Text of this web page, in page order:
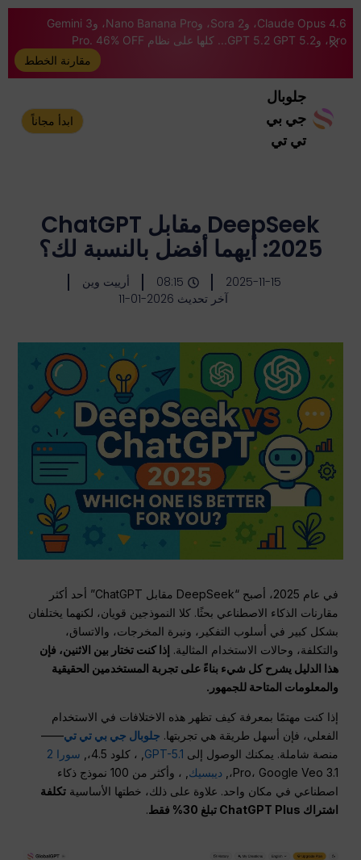
Claude Opus 4.6، وSora 2، وNano Banana Pro، وGemini 3
Pro، وGPT 5.2 GPT 5.2... كلها على نظام Pro. 46% OFF
مقارنة الخطط
جلوبال
جي بي
تي تي
ابدأ مجاناً
DeepSeek مقابل ChatGPT
2025: أيهما أفضل بالنسبة لك؟
2025-11-15
08:15
أرييت وين
آخر تحديث 2026-01-11
في عام 2025، أصبح “DeepSeek مقابل ChatGPT” أحد أكثر
مقارنات الذكاء الاصطناعي بحثًا. كلا النموذجين قويان، لكنهما يختلفان
بشكل كبير في أسلوب التفكير، ونبرة المخرجات، والاتساق،
والتكلفة، وحالات الاستخدام المثالية. إذا كنت تختار بين الاثنين، فإن
هذا الدليل يشرح كل شيء بناءً على تجربة المستخدمين الحقيقية
والمعلومات المتاحة للجمهور.
إذا كنت مهتمًا بمعرفة كيف تظهر هذه الاختلافات في الاستخدام
الفعلي، فإن أسهل طريقة هي تجربتها. جلوبال جي بي تي تي——
منصة شاملة. يمكنك الوصول إلى
, ، كلود 4.5،,
سورا 2
Pro، Google Veo 3.1،,
ديبسيك
, ، وأكثر من 100 نموذج ذكاء
اصطناعي في مكان واحد. علاوة على ذلك، خطتها الأساسيةتكلفة
اشتراك ChatGPT Plus تبلغ 30% فقط
.